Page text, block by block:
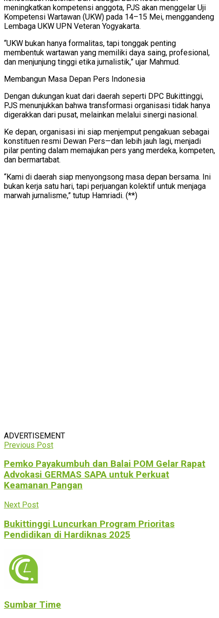
meningkatkan kompetensi anggota, PJS akan menggelar Uji
Kompetensi Wartawan (UKW) pada 14–15 Mei, menggandeng
Lembaga UKW UPN Veteran Yogyakarta.
“UKW bukan hanya formalitas, tapi tonggak penting
membentuk wartawan yang memiliki daya saing, profesional,
dan menjunjung tinggi etika jurnalistik,” ujar Mahmud.
Membangun Masa Depan Pers Indonesia
Dengan dukungan kuat dari daerah seperti DPC Bukittinggi,
PJS menunjukkan bahwa transformasi organisasi tidak hanya
digerakkan dari pusat, melainkan melalui sinergi nasional.
Ke depan, organisasi ini siap menjemput pengakuan sebagai
konstituen resmi Dewan Pers—dan lebih jauh lagi, menjadi
pilar penting dalam memajukan pers yang merdeka, kompeten,
dan bermartabat.
“Kami di daerah siap menyongsong masa depan bersama. Ini
bukan kerja satu hari, tapi perjuangan kolektif untuk menjaga
marwah jurnalisme,” tutup Hamriadi. (**)
ADVERTISEMENT
Previous Post
Pemko Payakumbuh dan Balai POM Gelar Rapat
Advokasi GERMAS SAPA untuk Perkuat
Keamanan Pangan
Next Post
Bukittinggi Luncurkan Program Prioritas
Pendidikan di Hardiknas 2025
Sumbar Time